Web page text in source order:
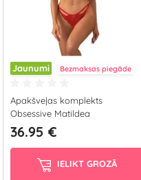
Jaunumi Bezmaksas piegāde
Apakšveļas komplekts
Obsessive Matildea
36.95 €
IELIKT GROZĀ